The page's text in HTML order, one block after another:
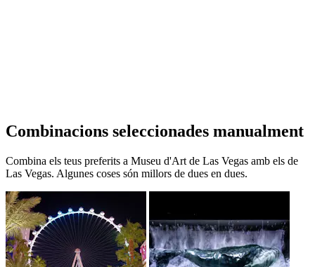
Combinacions seleccionades manualment
Combina els teus preferits a Museu d'Art de Las Vegas amb els de
Las Vegas. Algunes coses són millors de dues en dues.